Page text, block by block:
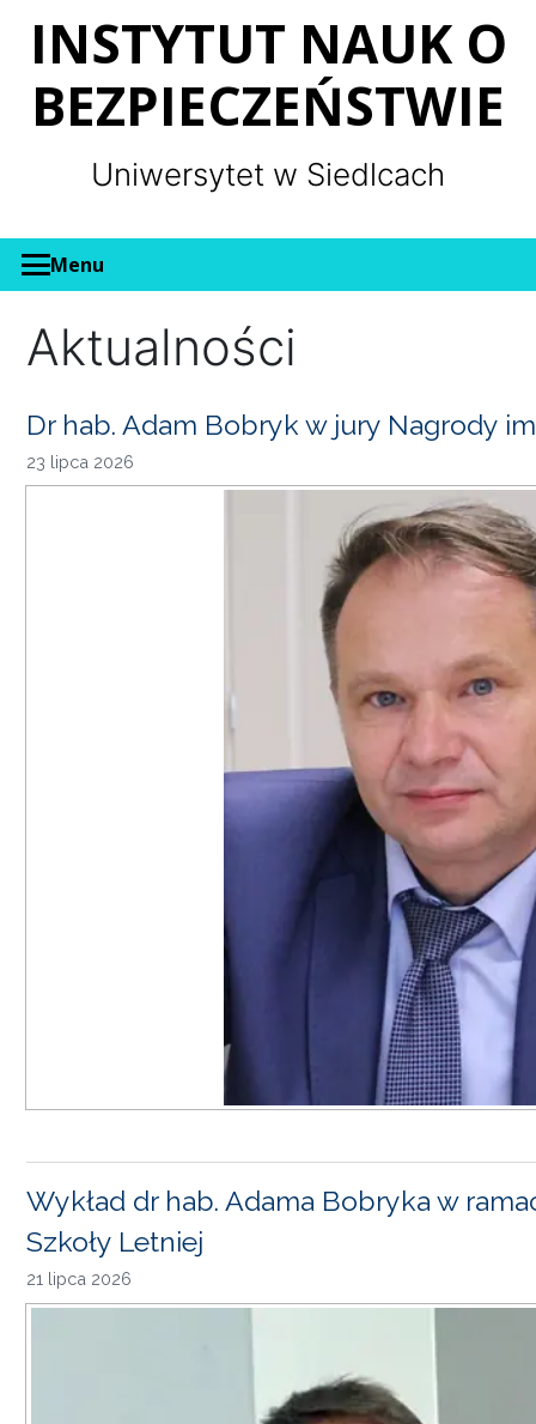
INSTYTUT NAUK O
BEZPIECZEŃSTWIE
Uniwersytet w Siedlcach
Menu
Aktualności
Dr hab. Adam Bobryk w jury Nagrody
23 lipca 2026
Wykład dr hab. Adama Bobryka w
Szkoły Letniej
21 lipca 2026